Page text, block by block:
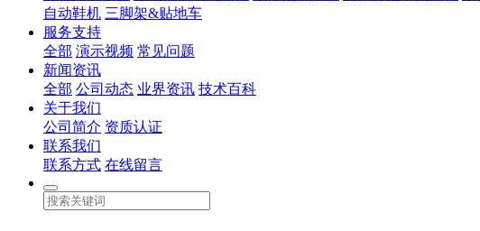
自动鞋机 三脚架&贴地车
服务支持
全部 演示视频 常见问题
新闻资讯
全部 公司动态 业界资讯 技术百科
关于我们
公司简介 资质认证
联系我们
联系方式 在线留言